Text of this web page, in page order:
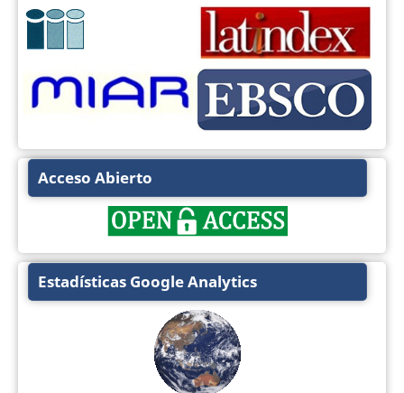
Acceso Abierto
Estadísticas Google Analytics